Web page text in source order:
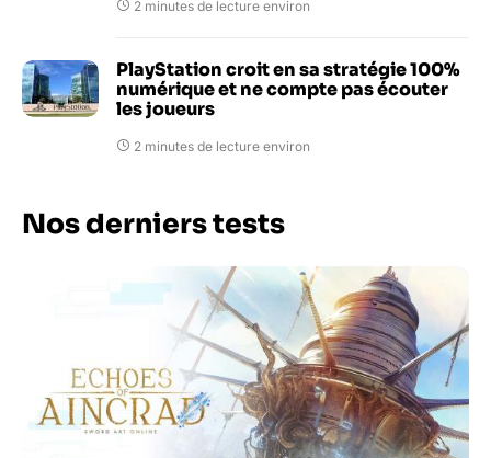
2 minutes de lecture environ
PlayStation croit en sa stratégie 100%
numérique et ne compte pas écouter
les joueurs
2 minutes de lecture environ
Nos derniers tests